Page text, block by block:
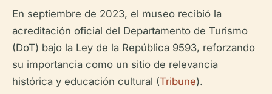
En septiembre de 2023, el museo recibió la
acreditación oficial del Departamento de Turismo
(DoT) bajo la Ley de la República 9593, reforzando
su importancia como un sitio de relevancia
histórica y educación cultural (Tribune).